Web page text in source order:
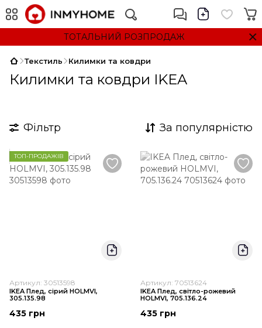
ТОТАЛЬНИЙ РОЗПРОДАЖ
Текстиль Килимки та ковдри
Килимки та ковдри IKEA
Фільтр За популярністю
ТОП-ПРОДАЖІВ
Артикул: 30513598
IKEA Плед, сірий HOLMVI,
305.135.98
435 грн
Артикул: 70513624
IKEA Плед, світло-рожевий
HOLMVI, 705.136.24
435 грн